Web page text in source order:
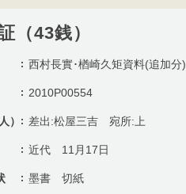
（43銭）
西村長實･楢崎久矩資料(追加分)
2010P00554
） 差出:松屋三吉 宛所:上
近代 11月17日
墨書 切紙